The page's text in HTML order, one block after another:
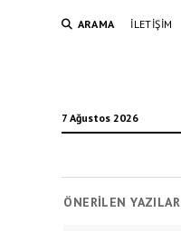
ARAMA İLETIŞIM
7 Ağustos 2026
ÖNERILEN YAZILAR